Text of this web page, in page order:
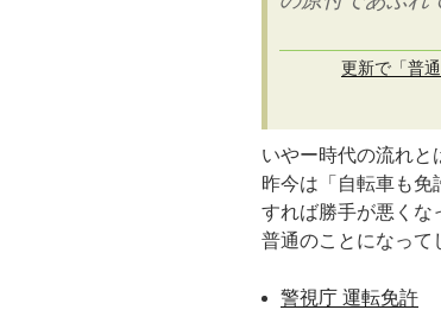
更新で「普
いやー時代の流れと
昨今は「自転車も免
すれば勝手が悪くな
普通のことになって
警視庁 運転免許